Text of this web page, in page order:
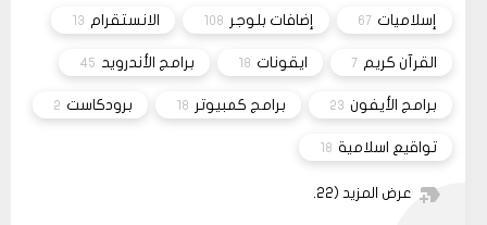
إسلاميات 67 إضافات بلوجر 108 الانستقرام 13
القرآن كريم 7 ايقونات 18 برامج الأندرويد 45
برامج الأيفون 23 برامج كمبيوتر 18 برودكاست 2
تواقيع اسلامية 18
عرض المزيد (22)